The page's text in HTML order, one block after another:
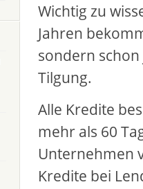
Wichtig zu
Jahren
sondern
Tilgung.
Alle Kredite
mehr als 60
Unternehmen
Kredite bei